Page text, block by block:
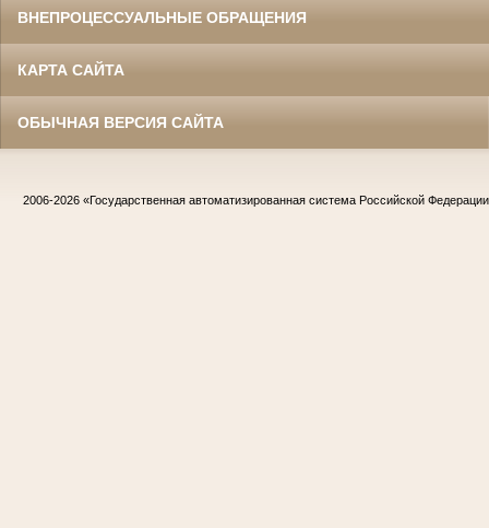
ВНЕПРОЦЕССУАЛЬНЫЕ ОБРАЩЕНИЯ
КАРТА САЙТА
ОБЫЧНАЯ ВЕРСИЯ САЙТА
2006-2026 «Государственная автоматизированная система Российской